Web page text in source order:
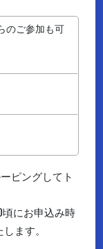
のご参加も可
ピングしてト
にお申込み時
ます。